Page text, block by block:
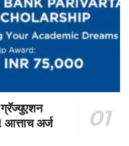
आत्ताच अर्ज